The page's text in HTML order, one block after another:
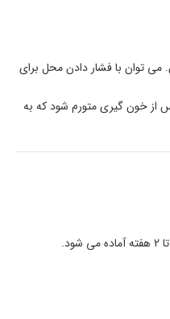
توان با فشار دادن محل برای
از خون گیری متورم شود که به